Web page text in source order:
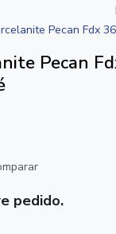
Pecan Fdx
Pecan
pedido.